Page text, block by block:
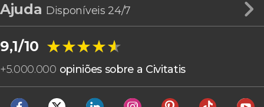
Ajuda Disponíveis 24/7
9,1/10 ★★★★★
★★★★★
+5.000.000 opiniões sobre a Civitatis